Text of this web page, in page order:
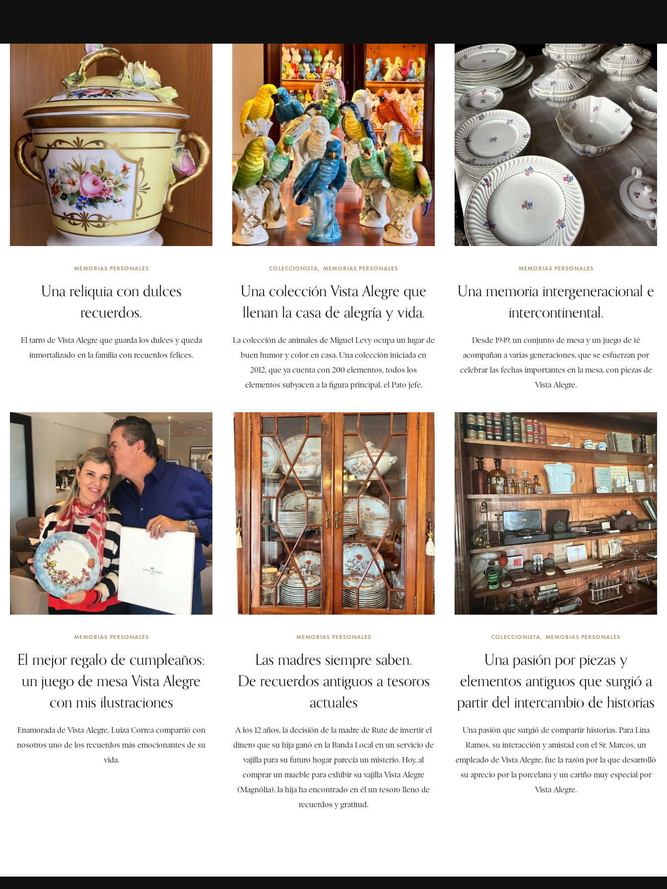
MEMORIAS PERSONALES
Una reliquia con dulces
recuerdos.
El tarro de Vista Alegre que guarda los dulces y queda
inmortalizado en la familia con recuerdos felices.
COLECCIONISTA MEMORIAS PERSONALES
Una colección Vista Alegre que
llenan la casa de alegría y vida.
La colección de animales de Miguel Levy ocupa un lugar de
buen humor y color en casa. Una colección iniciada en
2012, que ya cuenta con 200 elementos, todos los
elementos subyacen a la figura principal, el Pato jefe.
MEMORIAS PERSONALES
Una memoria intergeneracional e
intercontinental.
Desde 1949, un conjunto de mesa y un juego de té
acompañan a varias generaciones, que se esfuerzan por
celebrar las fechas importantes en la mesa, con piezas de
Vista Alegre.
MEMORIAS PERSONALES
El mejor regalo de cumpleaños:
un juego de mesa Vista Alegre
con mis ilustraciones
Enamorada de Vista Alegre, Luiza Correa compartió con
nosotros uno de los recuerdos más emocionantes de su
vida.
MEMORIAS PERSONALES
Las madres siempre saben.
De recuerdos antiguos a tesoros
actuales
A los 12 años, la decisión de la madre de Rute de invertir el
dinero que su hija ganó en la Banda Local en un servicio de
vajilla para su futuro hogar parecía un misterio. Hoy, al
comprar un mueble para exhibir su vajilla Vista Alegre
(Magnólia), la hija ha encontrado en él un tesoro lleno de
recuerdos y gratitud.
COLECCIONISTA MEMORIAS PERSONALES
Una pasión por piezas y
elementos antiguos que surgió a
partir del intercambio de historias
Una pasión que surgió de compartir historias. Para Lina
Ramos, su interacción y amistad con el Sr. Marcos, un
empleado de Vista Alegre, fue la razón por la que desarrolló
su aprecio por la porcelana y un cariño muy especial por
Vista Alegre.